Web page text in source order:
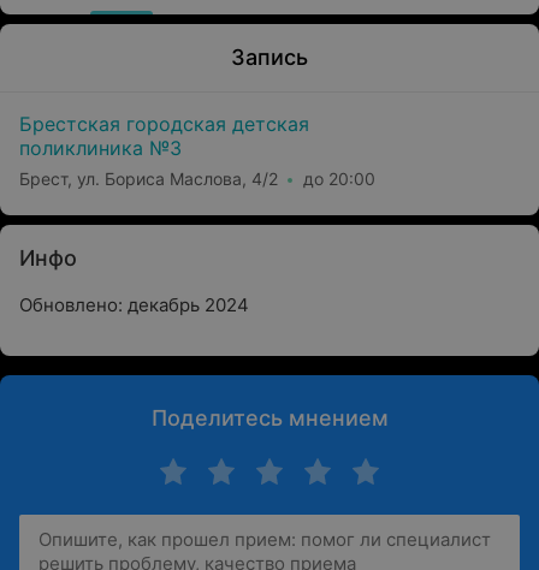
Запись
Брестская городская детская
поликлиника №3
Брест, ул. Бориса Маслова, 4/2 до 20:00
Инфо
Обновлено: декабрь 2024
Поделитесь мнением